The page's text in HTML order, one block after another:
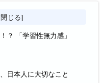
？ 「学習性無力感」
日本人に大切なこと